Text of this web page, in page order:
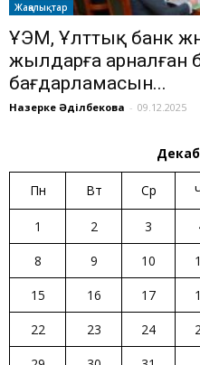
Жаңалықтар
ҰЭМ, Ұлттық банк
жылдарға арналған
бағдарламасын...
Назерке Әділбекова - 09.12.2025
Пн Вт Ср
1 2 3
8
9 10
15
16 17
22
23 24